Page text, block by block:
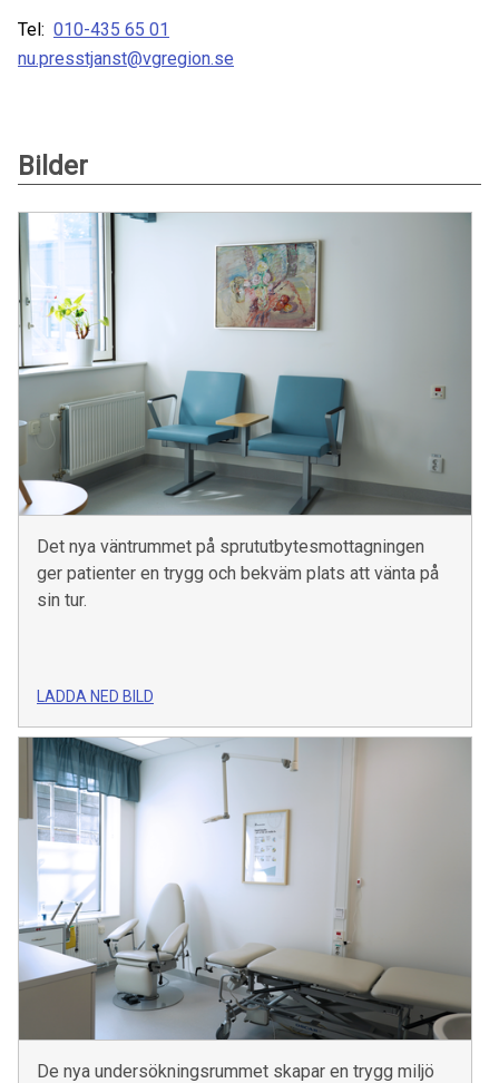
Tel: 010-435 65 01
nu.presstjanst@vgregion.se
Bilder
Det nya väntrummet på sprututbytesmottagningen
ger patienter en trygg och bekväm plats att vänta på
sin tur.
LADDA NED BILD
De nya undersökningsrummet skapar en trygg miljö